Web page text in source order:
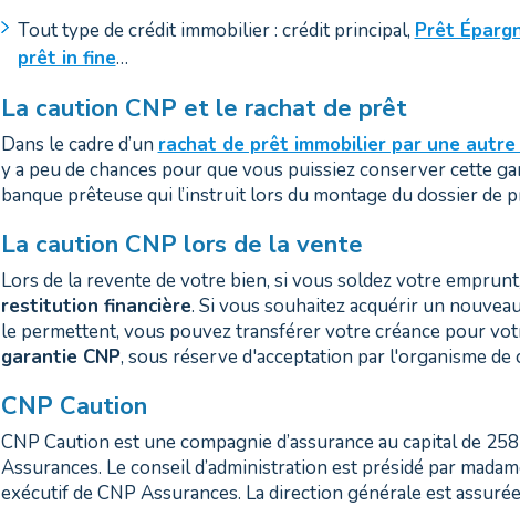
Tout type de crédit immobilier : crédit principal, Prêt
prêt in fine…
La caution CNP et le rachat de prêt
Dans le cadre d’un rachat de prêt immobilier par une autre
y a peu de chances pour que vous puissiez conserver cette
banque prêteuse qui l’instruit lors du montage du dossier de
La caution CNP lors de la vente
Lors de la revente de votre bien, si vous soldez votre
restitution financière. Si vous souhaitez acquérir un
le permettent, vous pouvez transférer votre créance pour
garantie CNP, sous réserve d'acceptation par l'organisme de
CNP Caution
CNP Caution est une compagnie d’assurance au capital de
Assurances. Le conseil d’administration est présidé par
exécutif de CNP Assurances. La direction générale est